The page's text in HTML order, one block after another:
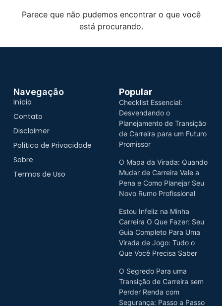
Parece que não pudemos encontrar o que você
está procurando.
Navegação
Início
Contato
Disclaimer
Política de Privacidade
Sobre
Termos de Uso
Popular
Checklist Essencial:
Desvendando o
Planejamento de Transição
de Carreira para um Futuro
Promissor
O Mapa da Virada: Quando
Mudar de Carreira Vale a
Pena e Como Planejar Seu
Novo Rumo Profissional
Estou Infeliz na Minha
Carreira O Que Fazer: Seu
Guia Completo Para Uma
Virada de Jogo: Tudo o
Que Você Precisa Saber
O Segredo Para uma
Transição de Carreira sem
Perder Renda com
Segurança: Passo a Passo